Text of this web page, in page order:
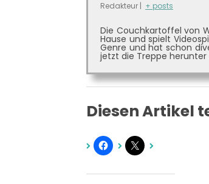
Redakteur + posts
Die Couchkartoffel von
Hause und spielt
Genre und hat schon
jetzt die Treppe
Diesen Artikel